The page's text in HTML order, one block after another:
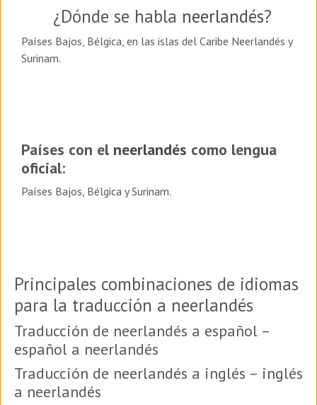
¿Dónde se habla neerlandés?
Países Bajos, Bélgica, en las islas del Caribe Neerlandés y
Surinam.
Países con el neerlandés como lengua
oficial:
Países Bajos, Bélgica ySurinam.
Principales combinaciones de idiomas
para la traducción a neerlandés
Traducción de neerlandés a español –
español a neerlandés
Traducción de neerlandés a inglés – inglés
a neerlandés